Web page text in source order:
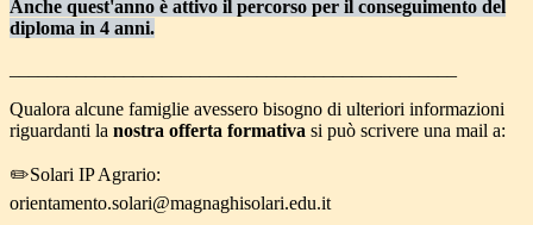
Anche quest'anno è attivo il percorso per il conseguimento del
diploma in 4 anni.
Qualora alcune famiglie avessero bisogno di ulteriori informazioni
riguardanti la nostra offerta formativa si può scrivere una mail a:
✏️Solari IP Agrario:
orientamento.solari@magnaghisolari.edu.it